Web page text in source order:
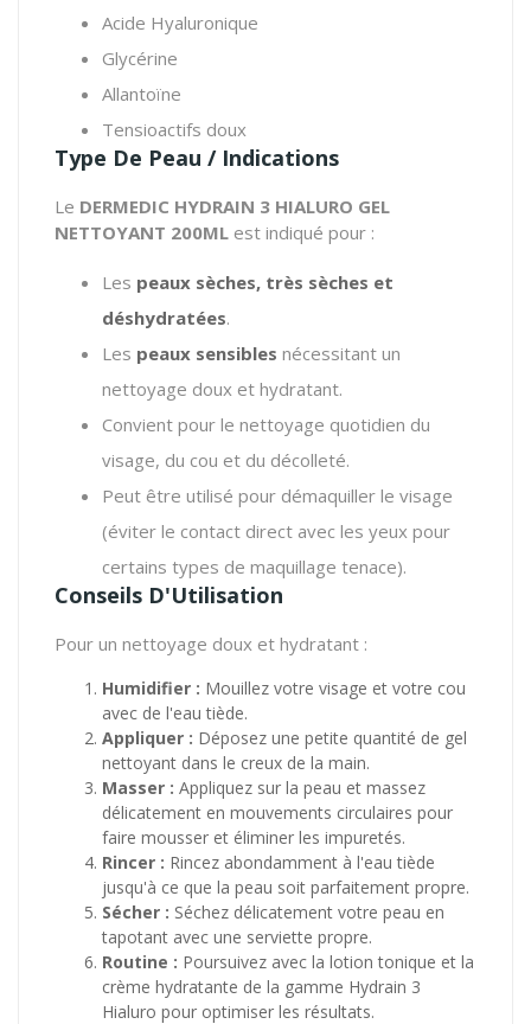
Acide Hyaluronique
Glycérine
Allantoïne
Tensioactifs doux
Type De Peau / Indications
Le DERMEDIC HYDRAIN 3 HIALURO GEL
NETTOYANT 200ML est indiqué pour :
Les peaux sèches, très sèches et
déshydratées.
Les peaux sensibles nécessitant un
nettoyage doux et hydratant.
Convient pour le nettoyage quotidien du
visage, du cou et du décolleté.
Peut être utilisé pour démaquiller le visage
(éviter le contact direct avec les yeux pour
certains types de maquillage tenace).
Conseils D'Utilisation
Pour un nettoyage doux et hydratant :
Humidifier : Mouillez votre visage et votre cou
avec de l'eau tiède.
Appliquer : Déposez une petite quantité de gel
nettoyant dans le creux de la main.
Masser : Appliquez sur la peau et massez
délicatement en mouvements circulaires pour
faire mousser et éliminer les impuretés.
Rincer : Rincez abondamment à l'eau tiède
jusqu'à ce que la peau soit parfaitement propre.
Sécher : Séchez délicatement votre peau en
tapotant avec une serviette propre.
Routine : Poursuivez avec la lotion tonique et la
crème hydratante de la gamme Hydrain 3
Hialuro pour optimiser les résultats.